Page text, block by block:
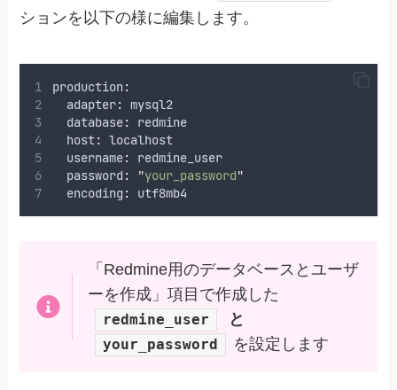
ションを以下の様に編集します。
production:
  adapter
: mysql2
  database
:
redmine
  host
: localhost
  username
:
redmine_user
  password
: "your_password"
  encoding
: utf8mb4
「Redmine用のデータベースとユーザ
ーを作成」項目で作成した
redmine_user と
your_password を設定します